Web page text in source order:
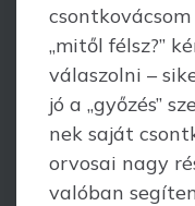
„mitől félsz?”
válaszolni –
jó a „győzés”
nek saját
orvosai nagy
valóban